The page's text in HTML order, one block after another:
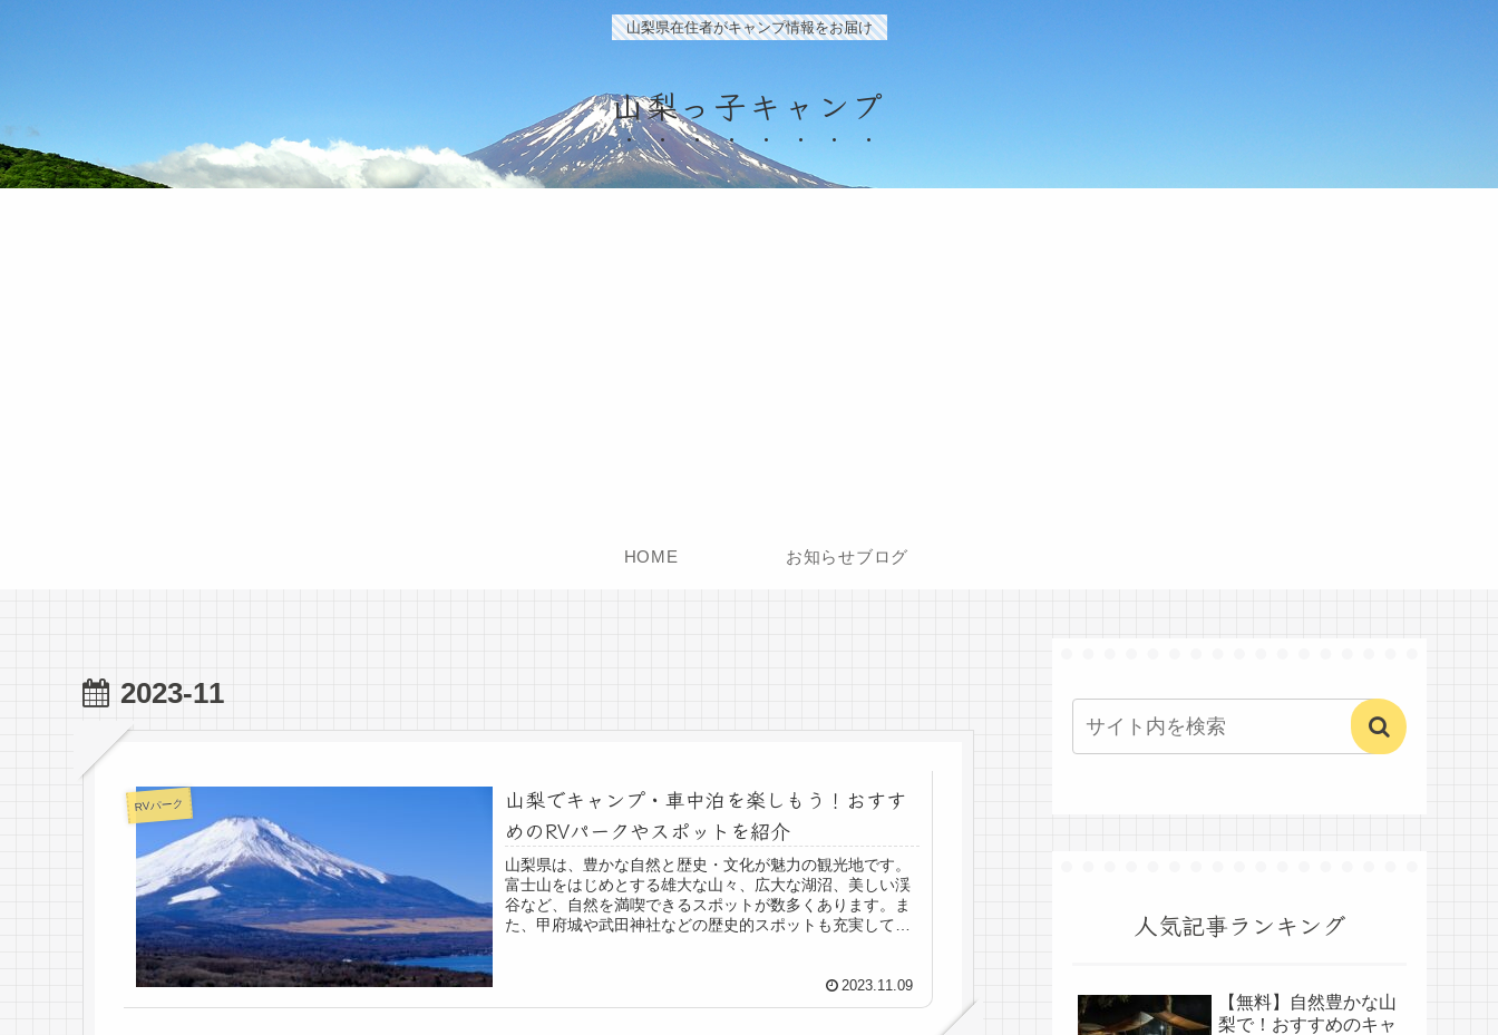
山梨県在住者がキャンプ情報をお届け
山梨っ子キャンプ
HOME お知らせブログ
2023-11
RVパーク
山梨でキャンプ・車中泊を楽しもう！おすす
めのRVパークやスポットを紹介
山梨県は、豊かな自然と歴史・文化が魅力の観光地です。
富士山をはじめとする雄大な山々、広大な湖沼、美しい渓
谷など、自然を満喫できるスポットが数多くあります。ま
た、甲府城や武田神社などの歴史的スポットも充実してお
2023.11.09
人気記事ランキング
【無料】自然豊かな山
梨で！おすすめのキャ